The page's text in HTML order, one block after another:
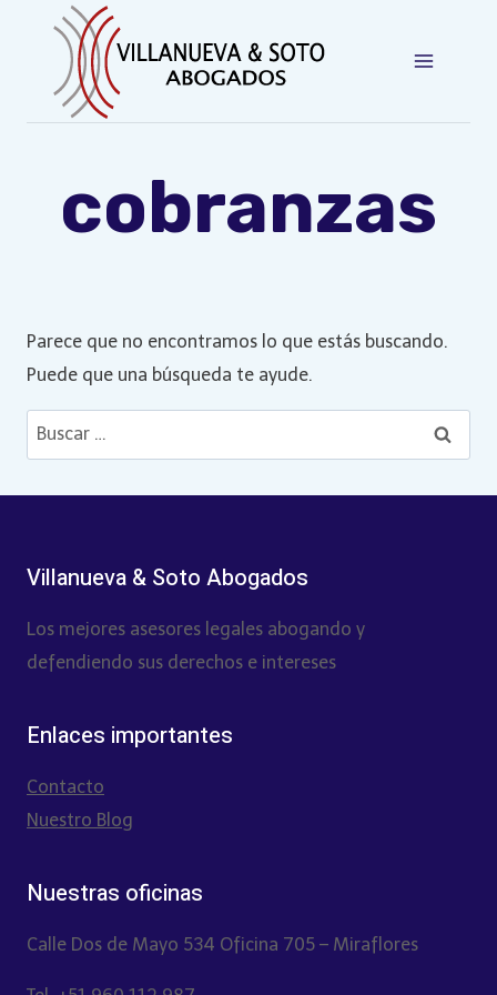
contenido
cobranzas
Parece que no encontramos lo que estás buscando.
Puede que una búsqueda te ayude.
Buscar:
Villanueva & Soto Abogados
Los mejores asesores legales abogando y
defendiendo sus derechos e intereses
Enlaces importantes
Contacto
Nuestro Blog
Nuestras oficinas
Calle Dos de Mayo 534 Oficina 705 – Miraflores